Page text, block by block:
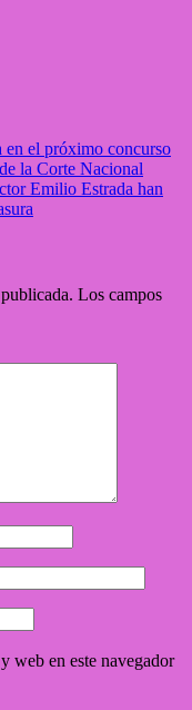
en el próximo concurso
la Corte Nacional
Emilio Estrada han
Los campos
web en este navegador